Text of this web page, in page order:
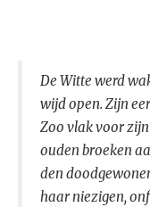
De Witte werd
wijd open. Zijn
Zoo vlak voor zijn
ouden broeken
den
haar niezigen,